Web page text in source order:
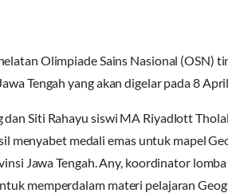
Olimpiade Sains Nasional (OSN)
Tengah yang akan digelar pada 8
Siti Rahayu siswi MA Riyadlott
menyabet medali emas untuk mapel
Jawa Tengah. Any, koordinator
memperdalam materi pelajaran